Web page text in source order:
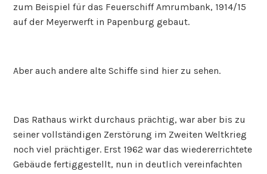
zum Beispiel für das Feuerschiff Amrumbank, 1914/15
auf der Meyerwerft in Papenburg gebaut.
Aber auch andere alte Schiffe sind hier zu sehen.
Das Rathaus wirkt durchaus prächtig, war aber bis zu
seiner vollständigen Zerstörung im Zweiten Weltkrieg
noch viel prächtiger. Erst 1962 war das wiedererrichtete
Gebäude fertiggestellt, nun in deutlich vereinfachten